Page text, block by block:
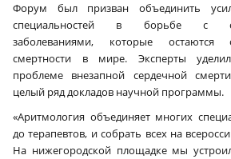
Форум был призван объединить
специальностей в борьбе с
заболеваниями, которые остаются
смертности в мире. Эксперты
проблеме внезапной сердечной
целый ряд докладов научной программы.
«Аритмология объединяет многих
до терапевтов, и собрать всех на
На нижегородской площадке мы